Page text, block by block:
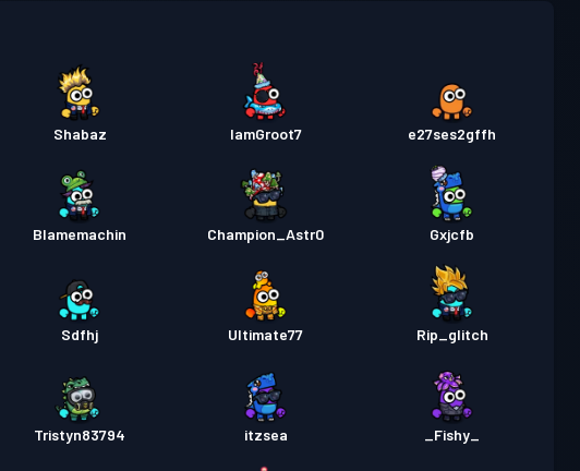
Shabaz IamGroot7 e27ses2gffh
Blamemachin Champion_Astr0 Gxjcfb
Sdfhj Ultimate77 Rip_glitch
Tristyn83794 itzsea _Fishy_